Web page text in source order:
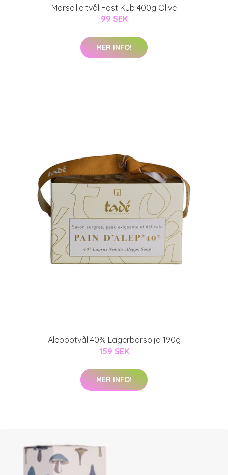
Marseille tvål Fast Kub 400g Olive
99 SEK
MER INFO!
Aleppotvål 40% Lagerbärsolja 190g
159 SEK
MER INFO!